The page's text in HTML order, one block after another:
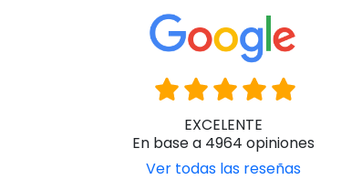
EXCELENTE
En base a 4964 opiniones
Ver todas las reseñas